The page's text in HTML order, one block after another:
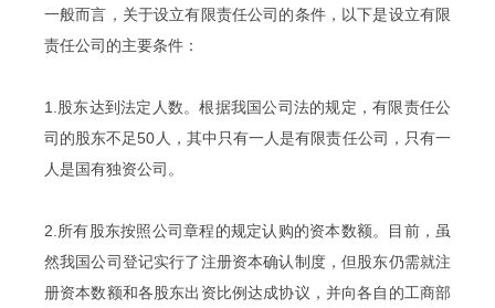
一般而言，关于设立有限责任公司的条件，以下是设立有限
责任公司的主要条件：
1.股东达到法定人数。根据我国公司法的规定，有限责任公
司的股东不足50人，其中只有一人是有限责任公司，只有一
人是国有独资公司。
2.所有股东按照公司章程的规定认购的资本数额。目前，虽
然我国公司登记实行了注册资本确认制度，但股东仍需就注
册资本数额和各股东出资比例达成协议，并向各自的工商部